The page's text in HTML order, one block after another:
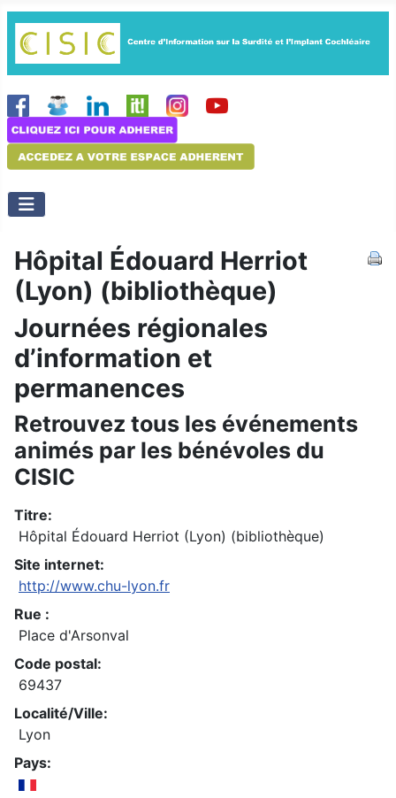
Hôpital Édouard Herriot
(Lyon) (bibliothèque)
Journées régionales
d’information et
permanences
Retrouvez tous les événements
animés par les bénévoles du
CISIC
Titre:
Hôpital Édouard Herriot (Lyon) (bibliothèque)
Site internet:
http://www.chu-lyon.fr
Rue :
Place d'Arsonval
Code postal:
69437
Localité/Ville:
Lyon
Pays: